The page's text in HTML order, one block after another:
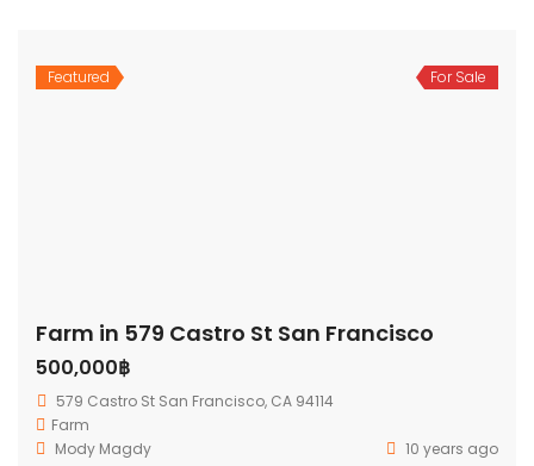
Featured For Sale
Farm in 579 Castro St San Francisco
500,000฿
579 Castro St San Francisco, CA 94114
Farm
Mody Magdy
10 years ago